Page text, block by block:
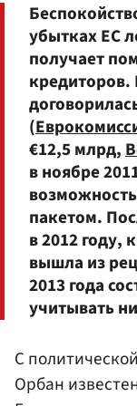
убытках ЕС
получает
кредиторов.
(
€12,5 млрд,
в ноябре
пакетом.
в 2012 году,
вышла из
2013 года
учитывать
С
Орбан